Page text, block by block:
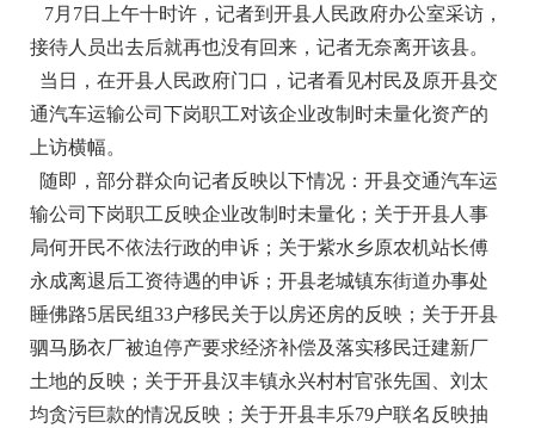
7月7日上午十时许，记者到开县人民政府办公室采访，
接待人员出去后就再也没有回来，记者无奈离开该县。
当日，在开县人民政府门口，记者看见村民及原开县交
通汽车运输公司下岗职工对该企业改制时未量化资产的
上访横幅。
随即，部分群众向记者反映以下情况：开县交通汽车运
输公司下岗职工反映企业改制时未量化；关于开县人事
局何开民不依法行政的申诉；关于紫水乡原农机站长傅
永成离退后工资待遇的申诉；开县老城镇东街道办事处
睡佛路5居民组33户移民关于以房还房的反映；关于开县
驷马肠衣厂被迫停产要求经济补偿及落实移民迁建新厂
土地的反映；关于开县汉丰镇永兴村村官张先国、刘太
均贪污巨款的情况反映；关于开县丰乐79户联名反映抽